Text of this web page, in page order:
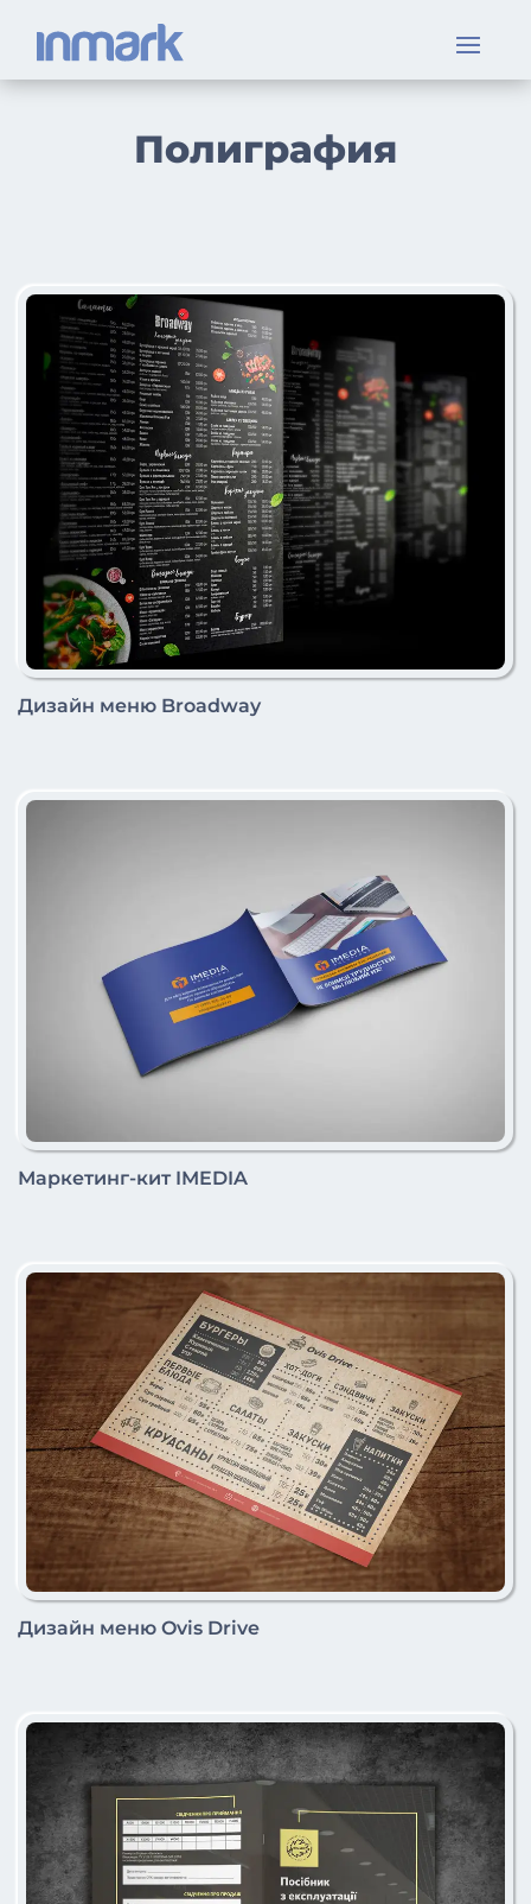
Полиграфия
Дизайн меню Broadway
Маркетинг-кит IMEDIA
Дизайн меню Ovis Drive